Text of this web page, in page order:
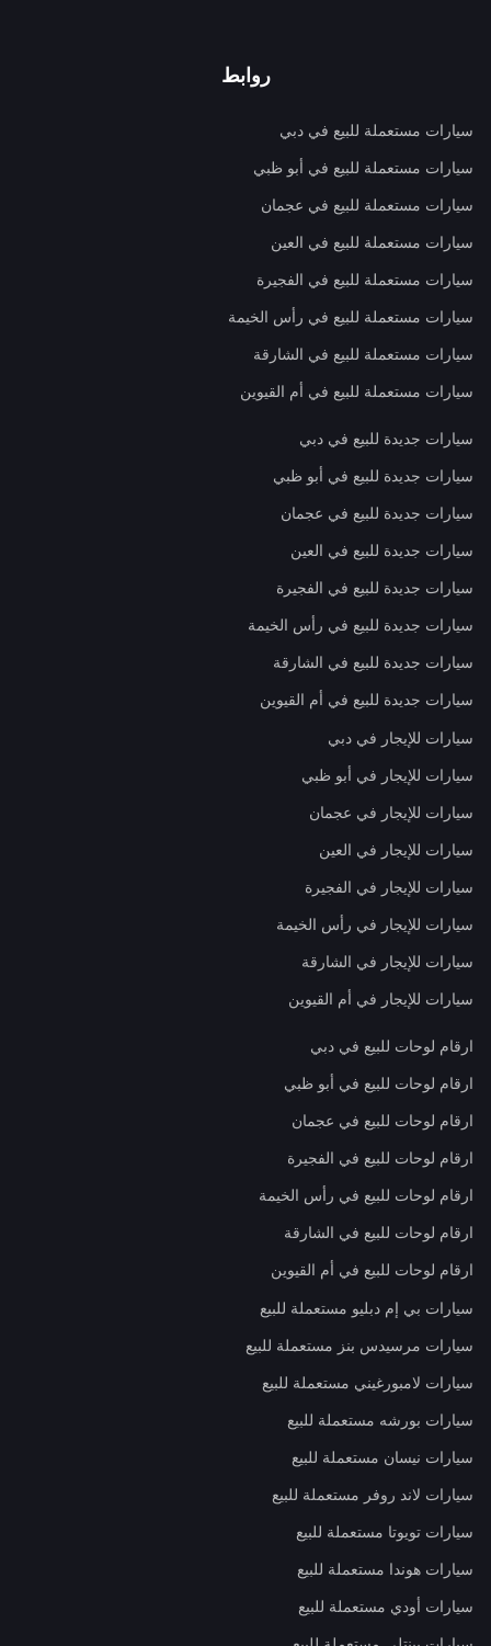
روابط
سيارات مستعملة للبيع في دبي
سيارات مستعملة للبيع في أبو ظبي
سيارات مستعملة للبيع في عجمان
سيارات مستعملة للبيع في العين
سيارات مستعملة للبيع في الفجيرة
سيارات مستعملة للبيع في رأس الخيمة
سيارات مستعملة للبيع في الشارقة
سيارات مستعملة للبيع في أم القيوين
سيارات جديدة للبيع في دبي
سيارات جديدة للبيع في أبو ظبي
سيارات جديدة للبيع في عجمان
سيارات جديدة للبيع في العين
سيارات جديدة للبيع في الفجيرة
سيارات جديدة للبيع في رأس الخيمة
سيارات جديدة للبيع في الشارقة
سيارات جديدة للبيع في أم القيوين
سيارات للإيجار في دبي
سيارات للإيجار في أبو ظبي
سيارات للإيجار في عجمان
سيارات للإيجار في العين
سيارات للإيجار في الفجيرة
سيارات للإيجار في رأس الخيمة
سيارات للإيجار في الشارقة
سيارات للإيجار في أم القيوين
ارقام لوحات للبيع في دبي
ارقام لوحات للبيع في أبو ظبي
ارقام لوحات للبيع في عجمان
ارقام لوحات للبيع في الفجيرة
ارقام لوحات للبيع في رأس الخيمة
ارقام لوحات للبيع في الشارقة
ارقام لوحات للبيع في أم القيوين
سيارات بي إم دبليو مستعملة للبيع
سيارات مرسيدس بنز مستعملة للبيع
سيارات لامبورغيني مستعملة للبيع
سيارات بورشه مستعملة للبيع
سيارات نيسان مستعملة للبيع
سيارات لاند روفر مستعملة للبيع
سيارات تويوتا مستعملة للبيع
سيارات هوندا مستعملة للبيع
سيارات أودي مستعملة للبيع